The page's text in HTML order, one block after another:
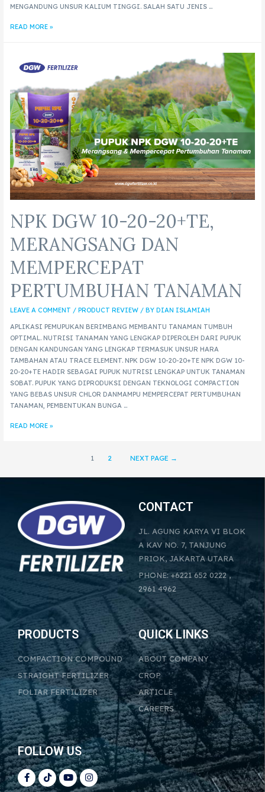
MENGANDUNG UNSUR KALIUM TINGGI. SALAH SATU JENIS …
READ MORE »
NPK DGW 10-20-20+TE,
MERANGSANG DAN
MEMPERCEPAT
PERTUMBUHAN TANAMAN
LEAVE A COMMENT / PRODUCT REVIEW/ BY DIAN ISLAMIAH
APLIKASI PEMUPUKAN BERIMBANG MEMBANTU TANAMAN TUMBUH
OPTIMAL. NUTRISI TANAMAN YANG LENGKAP DIPEROLEH DARI PUPUK
DENGAN KANDUNGAN YANG LENGKAP TERMASUK UNSUR HARA
TAMBAHAN ATAU TRACE ELEMENT. NPK DGW 10-20-20+TE NPK DGW 10-
20-20+TE HADIR SEBAGAI PUPUK NUTRISI LENGKAP UNTUK TANAMAN
SOBAT. PUPUK YANG DIPRODUKSI DENGAN TEKNOLOGI COMPACTION
YANG BEBAS UNSUR CHLOR DANMAMPU MEMPERCEPAT PERTUMBUHAN
TANAMAN, PEMBENTUKAN BUNGA …
READ MORE »
1 2 NEXT PAGE →
CONTACT
JL. AGUNG KARYA VI BLOK
A KAV NO. 7, TANJUNG
PRIOK, JAKARTA UTARA
PHONE: +6221 652 0222 ,
2961 4962
PRODUCTS
COMPACTION COMPOUND
STRAIGHT FERTILIZER
FOLIAR FERTILIZER
QUICK LINKS
ABOUT COMPANY
CROP
ARTICLE
CAREERS
FOLLOW US